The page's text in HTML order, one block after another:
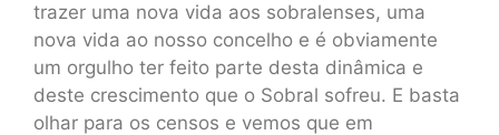
trazer uma nova vida aos sobralenses, uma
nova vida ao nosso concelho e é obviamente
um orgulho ter feito parte desta dinâmica e
deste crescimento que o Sobral sofreu. E basta
olhar para os censos e vemos que em